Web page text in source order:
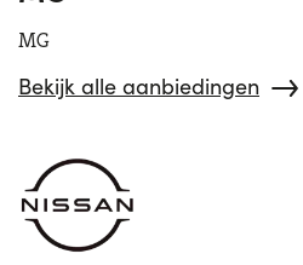
MG
Bekijk alle aanbiedingen